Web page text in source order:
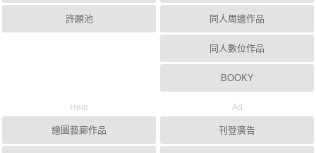
許願池 同人周邊作品
同人數位作品
BOOKY
Help
繪圖藝廊作品
Ad
刊登廣告